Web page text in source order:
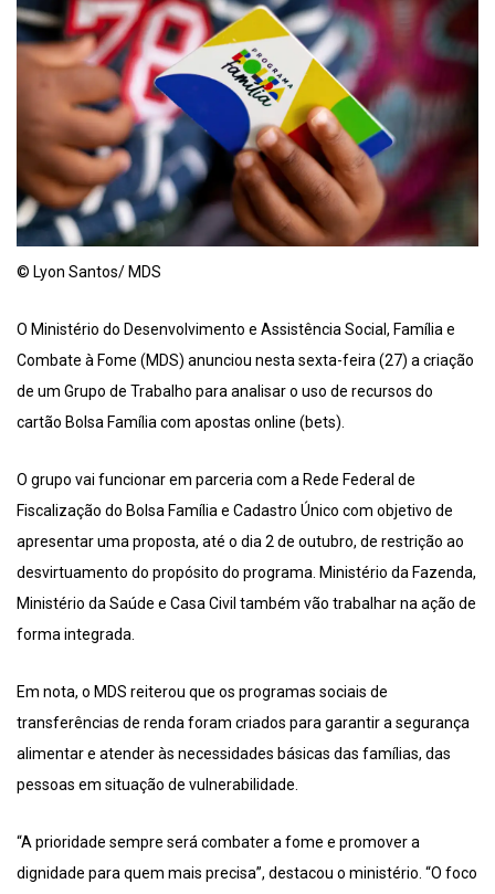
© Lyon Santos/ MDS
O Ministério do Desenvolvimento e Assistência Social, Família e
Combate à Fome (MDS) anunciou nesta sexta-feira (27) a criação
de um Grupo de Trabalho para analisar o uso de recursos do
cartão Bolsa Família com apostas online (bets).
O grupo vai funcionar em parceria com a Rede Federal de
Fiscalização do Bolsa Família e Cadastro Único com objetivo de
apresentar uma proposta, até o dia 2 de outubro, de restrição ao
desvirtuamento do propósito do programa. Ministério da Fazenda,
Ministério da Saúde e Casa Civil também vão trabalhar na ação de
forma integrada.
Em nota, o MDS reiterou que os programas sociais de
transferências de renda foram criados para garantir a segurança
alimentar e atender às necessidades básicas das famílias, das
pessoas em situação de vulnerabilidade.
“A prioridade sempre será combater a fome e promover a
dignidade para quem mais precisa”, destacou o ministério. “O foco